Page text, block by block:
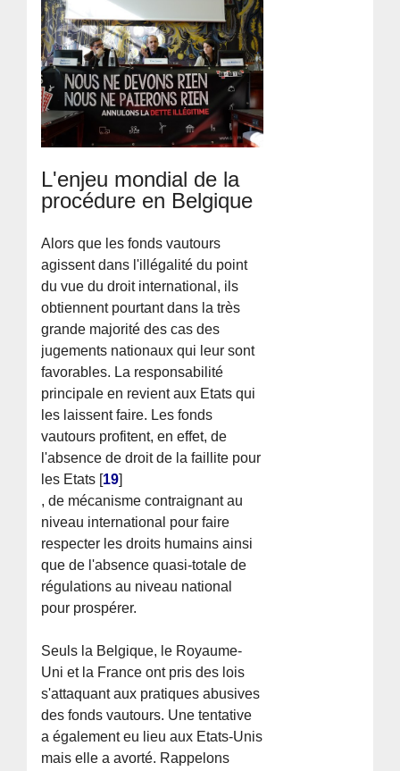
L'enjeu mondial de la
procédure en Belgique
Alors que les fonds vautours
agissent dans l'illégalité du point
du vue du droit international, ils
obtiennent pourtant dans la très
grande majorité des cas des
jugements nationaux qui leur sont
favorables. La responsabilité
principale en revient aux Etats qui
les laissent faire. Les fonds
vautours profitent, en effet, de
l'absence de droit de la faillite pour
les Etats [19]
, de mécanisme contraignant au
niveau international pour faire
respecter les droits humains ainsi
que de l'absence quasi-totale de
régulations au niveau national
pour prospérer.
Seuls la Belgique, le Royaume-
Uni et la France ont pris des lois
s'attaquant aux pratiques abusives
des fonds vautours. Une tentative
a également eu lieu aux Etats-Unis
mais elle a avorté. Rappelons